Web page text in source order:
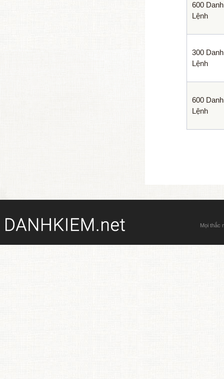
600
Lệnh
300
Lệnh
600
Lệnh
Mọi thắc